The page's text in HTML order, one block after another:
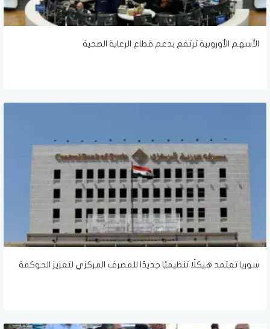
الأسهم الأوروبية ترتفع بدعم قطاع الرعاية الصحية
سوريا تعتمد هيكلًا تنظيميًا جديدًا للمصرف المركزي لتعزيز الحوكمة